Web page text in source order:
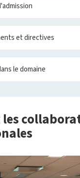
et directives
le domaine